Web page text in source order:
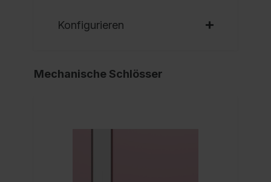
Konfigurieren
Mechanische Schlösser